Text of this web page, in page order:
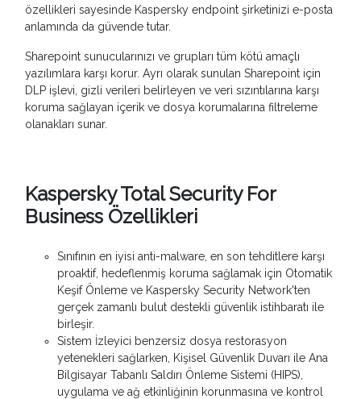
özellikleri sayesinde Kaspersky endpoint şirketinizi e-posta
anlamında da güvende tutar.
Sharepoint sunucularınızı ve grupları tüm kötü amaçlı
yazılımlara karşı korur. Ayrı olarak sunulan Sharepoint için
DLP işlevi, gizli verileri belirleyen ve veri sızıntılarına karşı
koruma sağlayan içerik ve dosya korumalarına filtreleme
olanakları sunar.
Kaspersky Total Security For
Business Özellikleri
Sınıfının en iyisi anti-malware, en son tehditlere karşı
proaktif, hedeflenmiş koruma sağlamak için Otomatik
Keşif Önleme ve Kaspersky Security Network'ten
gerçek zamanlı bulut destekli güvenlik istihbaratı ile
birleşir.
Sistem İzleyici benzersiz dosya restorasyon
yetenekleri sağlarken, Kişisel Güvenlik Duvarı ile Ana
Bilgisayar Tabanlı Saldırı Önleme Sistemi (HIPS),
uygulama ve ağ etkinliğinin korunmasına ve kontrol